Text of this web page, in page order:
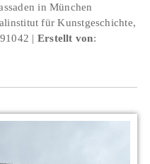
in München
für Kunstgeschichte,
Erstellt von: